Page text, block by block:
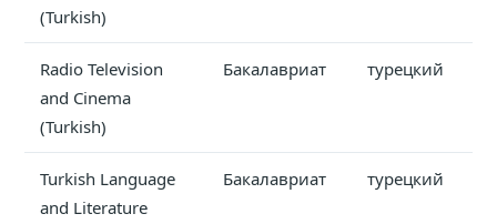
(Turkish)
Radio Television
and Cinema
(Turkish)
Бакалавриат турецкий
Turkish Language
and Literature
Бакалавриат турецкий